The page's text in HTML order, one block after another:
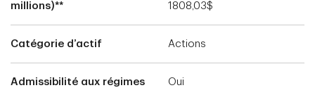
millions)**
1808,03$
Catégorie d’actif Actions
Admissibilité aux régimes
Oui